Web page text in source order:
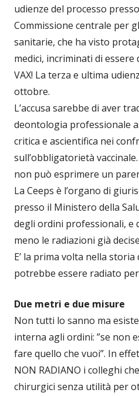
udienze del processo
Commissione centrale per
sanitarie, che ha visto
medici, incriminati di
VAX! La terza e ultima
ottobre.
L’accusa sarebbe di aver
deontologia professionale
critica e ascientifica nei
sull’obbligatorietà
non può esprimere un
La Ceeps è l’organo di
presso il Ministero della
degli ordini professionali, e
meno le radiazioni già
E’ la prima volta nella storia
potrebbe essere radiato
Due metri e due misure
Non tutti lo sanno ma
interna agli ordini: ”se non
fare quello che vuoi”. In
NON RADIANO i colleghi
chirurgici senza utilità per